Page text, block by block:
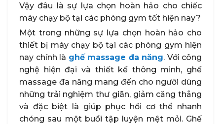
Vậy đâu là sự lựa chọn hoàn hảo cho chiếc
máy chạy bộ tại các phòng gym tốt hiện nay?
Một trong những sự lựa chọn hoàn hảo cho
thiết bị máy chạy bộ tại các phòng gym hiện
nay chính là ghế massage đa năng. Với công
nghệ hiện đại và thiết kế thông minh, ghế
massage đa năng mang đến cho người dùng
những trải nghiệm thư giãn, giảm căng thẳng
và đặc biệt là giúp phục hồi cơ thể nhanh
chóng sau một buổi tập luyện mệt mỏi. Ghế